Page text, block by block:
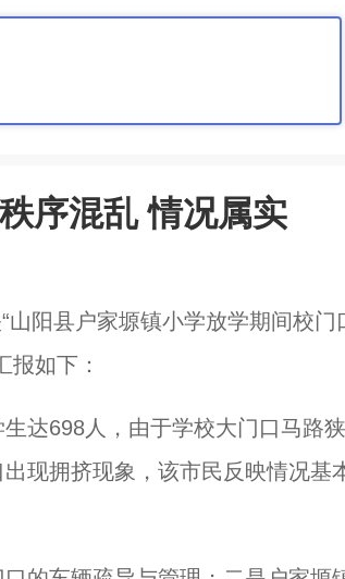
序混乱 情况属实
阳县户家塬镇小学放学期间校门
如下：
达698人，由于学校大门口马路狭
现拥挤现象，该市民反映情况基